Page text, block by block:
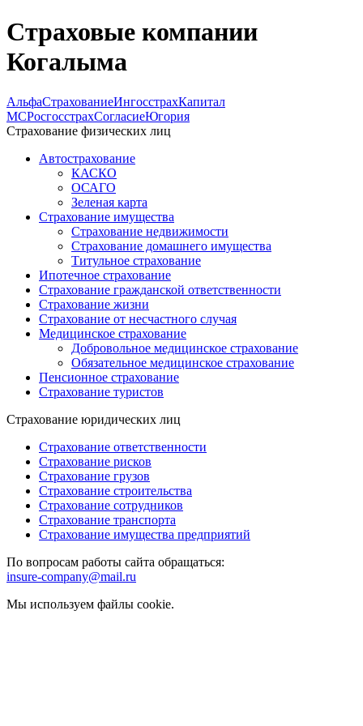
Страховые компании
Когалыма
АльфаСтрахованиеИнгосстрахКапитал
МСРосгосстрахСогласиеЮгория
Страхование физических лиц
Автострахование
КАСКО
ОСАГО
Зеленая карта
Страхование имущества
Страхование недвижимости
Страхование домашнего имущества
Титульное страхование
Ипотечное страхование
Страхование гражданской ответственности
Страхование жизни
Страхование от несчастного случая
Медицинское страхование
Добровольное медицинское страхование
Обязательное медицинское страхование
Пенсионное страхование
Страхование туристов
Страхование юридических лиц
Страхование ответственности
Страхование рисков
Страхование грузов
Страхование строительства
Страхование сотрудников
Страхование транспорта
Страхование имущества предприятий
По вопросам работы сайта обращаться:
insure-company@mail.ru
Мы используем файлы cookie.